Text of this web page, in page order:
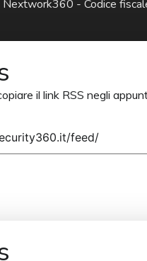
Nextwork360 - Codice
il link RSS negli